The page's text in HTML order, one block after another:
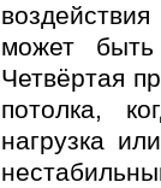
может
Четвёртая
потолка,
нагрузка